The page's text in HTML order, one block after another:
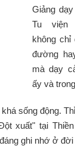
Giảng
Tu viện
không chỉ
đường
mà dạy
ấy và
sống động.
xuất" tại
ghi nhớ ở đời